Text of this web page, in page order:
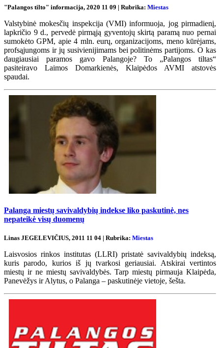
"Palangos tilto" informacija, 2020 11 09 | Rubrika: Miestas
Valstybinė mokesčių inspekcija (VMI) informuoja, jog pirmadienį,
lapkričio 9 d., pervedė pirmąją gyventojų skirtą paramą nuo pernai
sumokėto GPM, apie 4 mln. eurų, organizacijoms, meno kūrėjams,
profsąjungoms ir jų susivienijimams bei politinėms partijoms. O kas
daugiausiai paramos gavo Palangoje? To „Palangos tiltas“
pasiteiravo Laimos Domarkienės, Klaipėdos AVMI atstovės
spaudai.
Palanga miestų savivaldybių indekse liko paskutinė, nes
nepateikė visų duomenų
Linas JEGELEVIČIUS, 2011 11 04 | Rubrika: Miestas
Laisvosios rinkos institutas (LLRI) pristatė savivaldybių indeksą,
kuris parodo, kurios iš jų tvarkosi geriausiai. Atskirai vertintos
miestų ir ne miestų savivaldybės. Tarp miestų pirmauja Klaipėda,
Panevėžys ir Alytus, o Palanga – paskutinėje vietoje, šešta.